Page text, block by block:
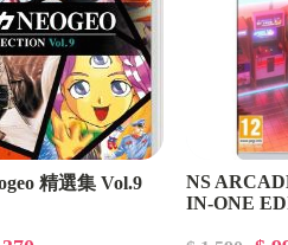
精選集 Vol.9
NS
IN-ONE